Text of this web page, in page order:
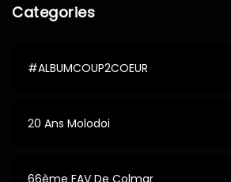
Categories
#ALBUMCOUP2COEUR
20 Ans Molodoi
66ème FAV De Colmar